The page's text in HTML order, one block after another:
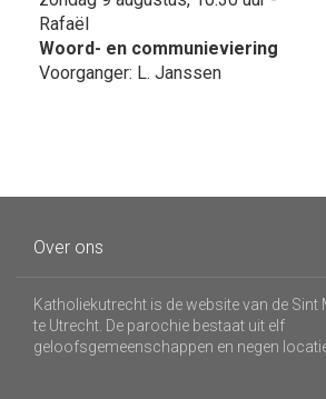
Rafaël
Woord- en communieviering
Voorganger: L. Janssen
Over ons
Katholiekutrecht is de website van de
te Utrecht. De parochie bestaat uit elf
geloofsgemeenschappen en negen